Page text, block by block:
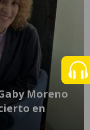
Moreno
en